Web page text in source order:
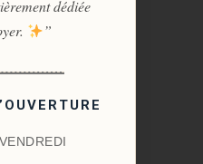
dédiée
”